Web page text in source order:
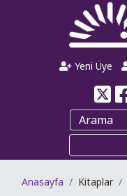
Yeni Üye
Anasayfa Kitaplar